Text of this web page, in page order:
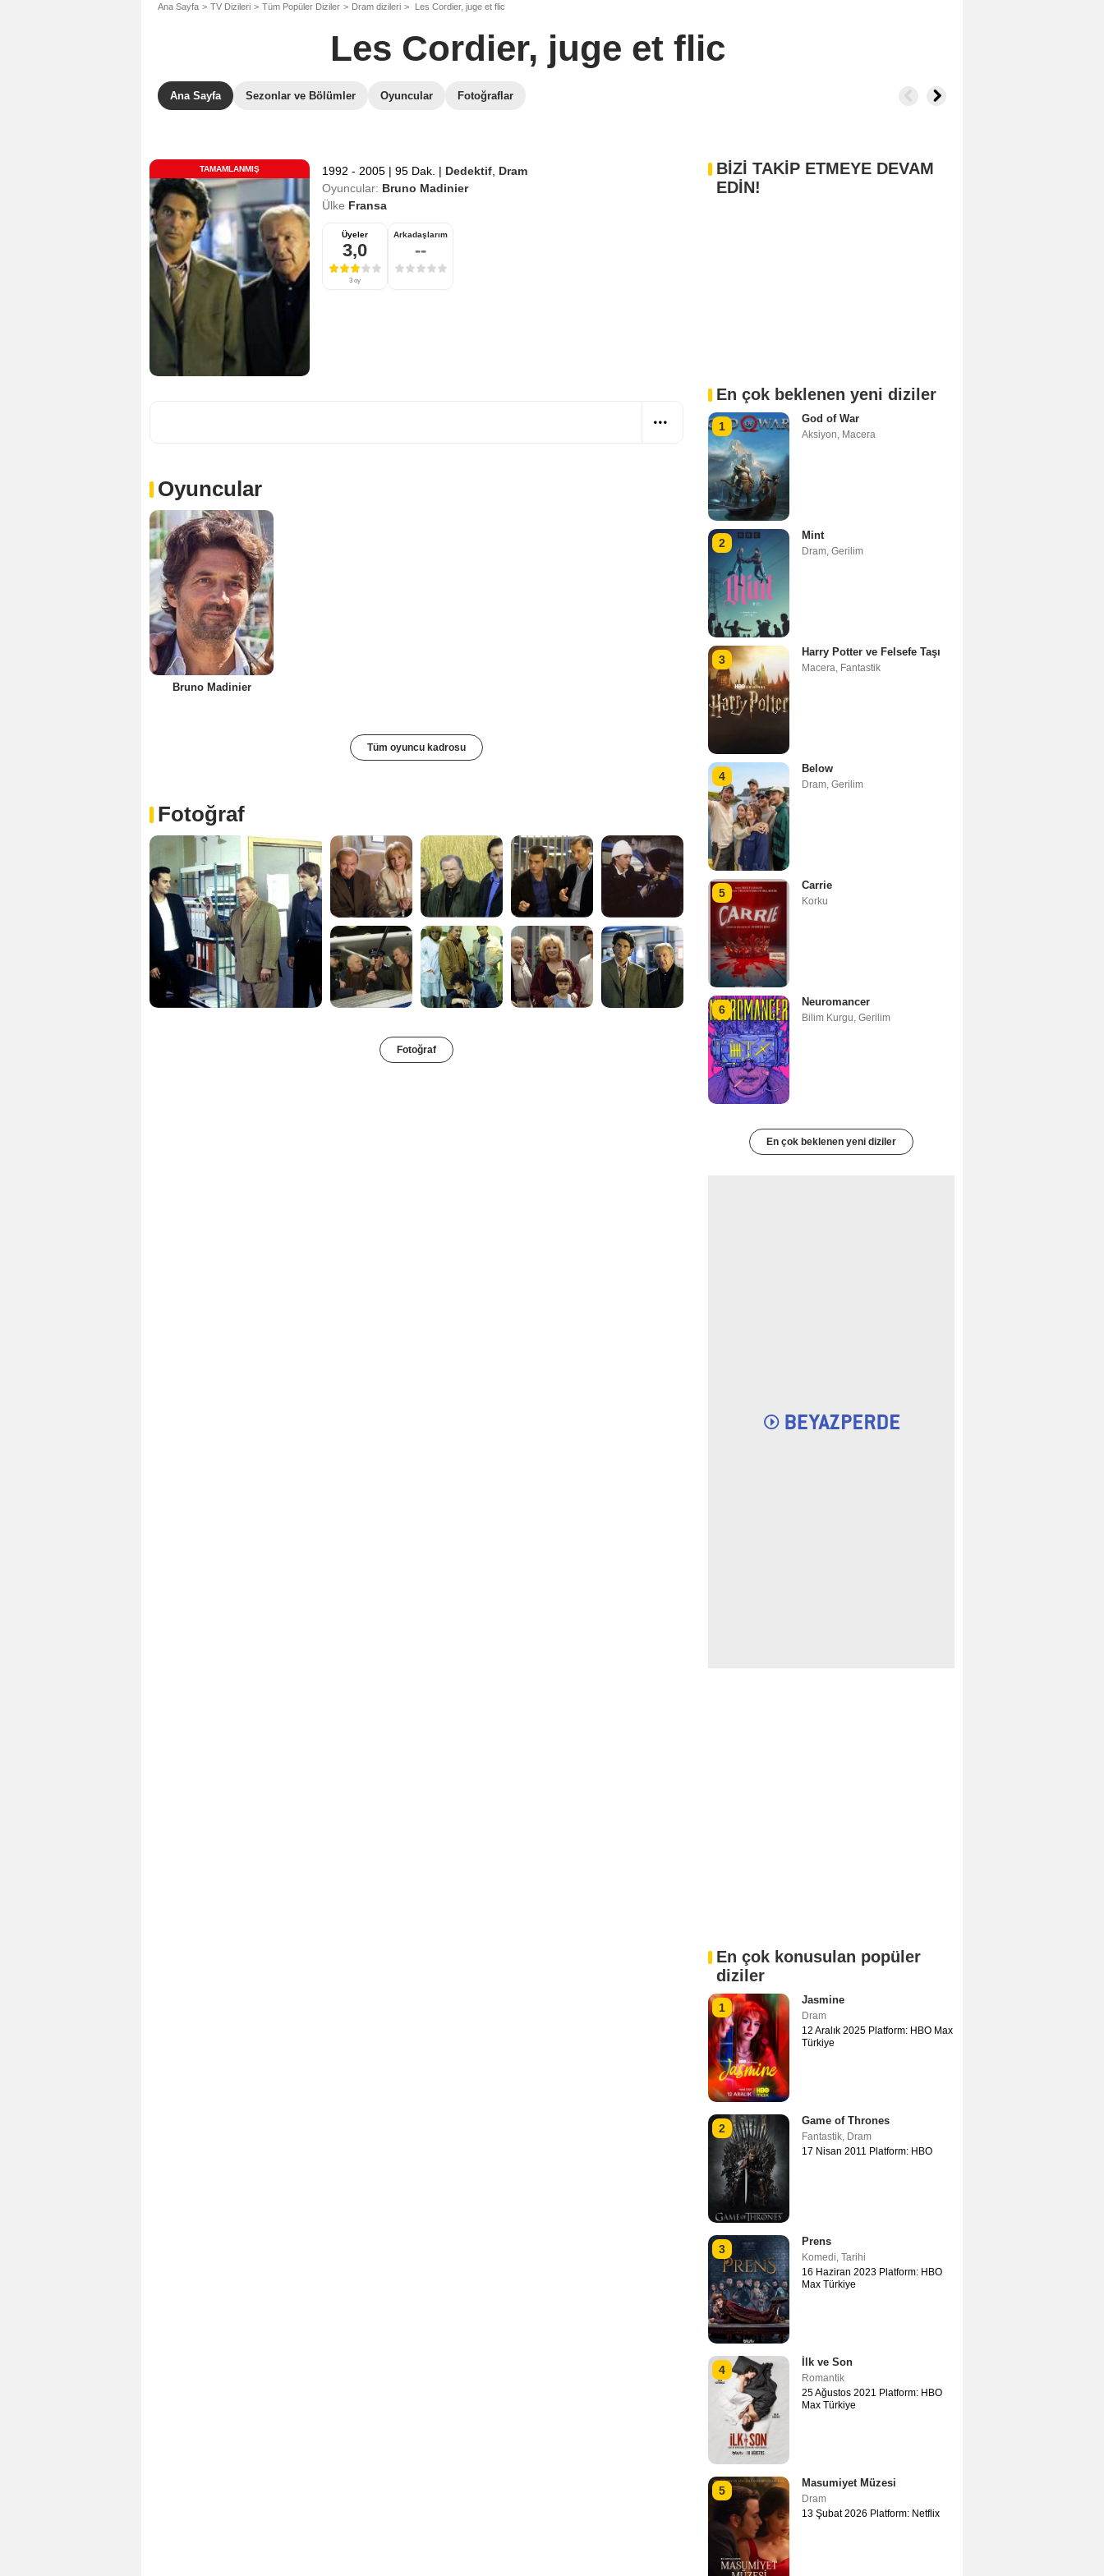
Ana Sayfa TV Dizileri Tüm Popüler Diziler Dram dizileri Les Cordier, juge et flic
Les Cordier, juge et flic
Ana Sayfa Sezonlar ve Bölümler Oyuncular Fotoğraflar
TAMAMLANMIŞ 1992 - 2005 | 95 Dak. | Dedektif Dram
Oyuncular: Bruno Madinier
Ülke Fransa
Üyeler
3,0
3 oy
Arkadaşlarım
--
Oyuncular
Bruno Madinier
Tüm oyuncu kadrosu
Fotoğraf
Fotoğraf
BİZİ TAKİP ETMEYE DEVAM
EDİN!
En çok beklenen yeni diziler
1
God of War
Aksiyon, Macera
2
Mint
Dram, Gerilim
3
Harry Potter ve Felsefe Taşı
Macera, Fantastik
4
Below
Dram, Gerilim
5
Carrie
Korku
6
Neuromancer
Bilim Kurgu, Gerilim
En çok beklenen yeni diziler
En çok konusulan popüler
diziler
1
Jasmine
Dram
12 Aralık 2025 Platform: HBO Max
Türkiye
2
Game of Thrones
Fantastik, Dram
17 Nisan 2011 Platform: HBO
3
Prens
Komedi, Tarihi
16 Haziran 2023 Platform: HBO
Max Türkiye
4
İlk ve Son
Romantik
25 Ağustos 2021 Platform: HBO
Max Türkiye
5
Masumiyet Müzesi
Dram
13 Şubat 2026 Platform: Netflix